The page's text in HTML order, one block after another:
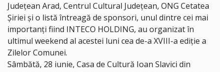
Județean Arad, Centrul Cultural Județean, ONG Cetatea
Șiriei și o listă întreagă de sponsori, unul dintre cei mai
importanți fiind INTECO HOLDING, au organizat în
ultimul weekend al acestei luni cea de-a XVIII-a ediție a
Zilelor Comunei.
Sâmbătă, 28 iunie, Casa de Cultură Ioan Slavici din